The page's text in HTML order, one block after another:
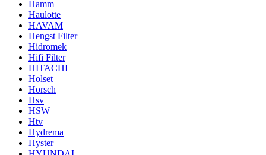
Hamm
Haulotte
HAVAM
Hengst Filter
Hidromek
Hifi Filter
HITACHI
Holset
Horsch
Hsv
HSW
Htv
Hydrema
Hyster